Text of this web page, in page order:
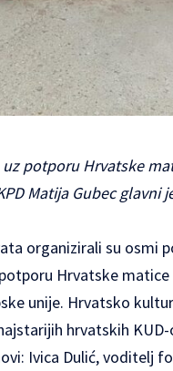
potporu Hrvatske
Matija Gubec glavni
organizirali su osmi
Hrvatske
unije. Hrvatsko
hrvatskih
Ivica Dulić, voditelj